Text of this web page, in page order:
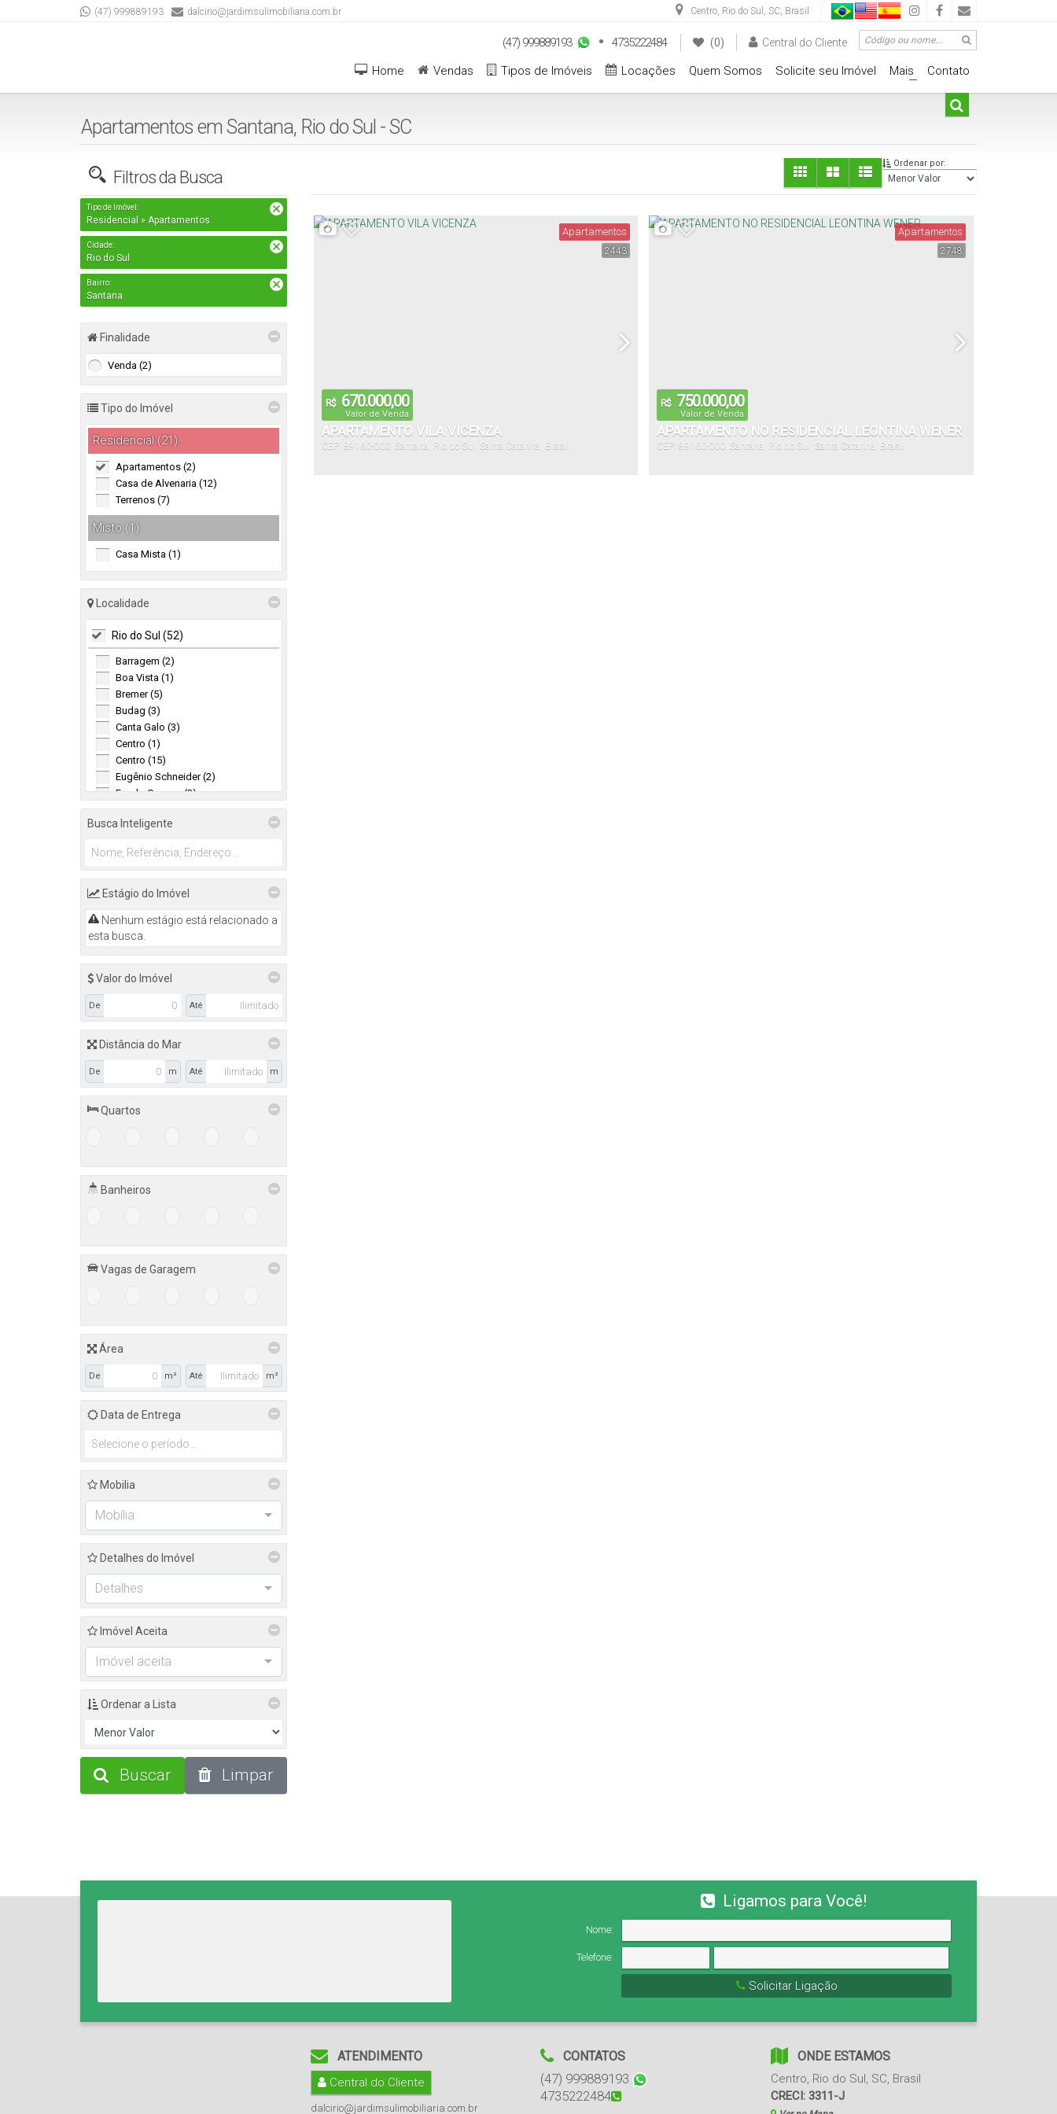
Centro, Rio do Sul , SC, Brasil
(47) 999889193 dalcirio@jardimsulimobiliaria.com.br
Central do Cliente
(0)
(47) 999889193
4735222484
Contato
+
Mais
Solicite seu Imóvel
Quem Somos
Locações
Tipos de Imóveis
Vendas
Home
Apartamentos em Santana, Rio do Sul - SC
Filtros da Busca
Tipo de Imóvel:
Residencial » Apartamentos
Cidade:
Rio do Sul
Bairro:
Santana
Finalidade
Venda (2)
Tipo do Imóvel
Residencial (21)
Apartamentos (2)
Casa de Alvenaria (12)
Terrenos (7)
Misto (1)
Casa Mista (1)
Localidade
Rio do Sul (52)
Barragem (2)
Boa Vista (1)
Bremer (5)
Budag (3)
Canta Galo (3)
Centro (1)
Centro (15)
Eugênio Schneider (2)
Fundo Canoas (3)
Jardim América (5)
Laranjeiras (5)
Santana (2)
Itajaí (3)
Fazenda (1)
Praia Brava (1)
São Judas (1)
(1)
Perequê Mirim (1)
Camboriú (1)
Warnow (1)
Porto Belo (1)
Centro (1)
Busca Inteligente
Estágio do Imóvel
Nenhum estágio está relacionado a
esta busca.
Valor do Imóvel
De Até
Distância do Mar
De m Até m
Quartos
Banheiros
Vagas de Garagem
Área
De m² Até m²
Data de Entrega
Mobilia
Mobília
Detalhes do Imóvel
Detalhes
Imóvel Aceita
Imóvel aceita
Ordenar a Lista
Buscar Limpar
Ordenar por:
2443
Apartamentos
R$ 670.000,00
Valor de Venda
APARTAMENTO VILA VICENZA
CEP: 89160-000, Santana Rio do Sul Santa Catarina Brasil
2748
Apartamentos
R$ 750.000,00
Valor de Venda
APARTAMENTO NO RESIDENCIAL LEONTINA WENER
CEP: 89160-000 Santana Rio do Sul Santa Catarina Brasil
Ligamos para Você!
Nome:
Telefone:
Solicitar Ligação
ATENDIMENTO
Central do Cliente
dalcirio@jardimsulimobiliaria.com.br
CONTATOS
(47) 999889193
4735222484
ONDE ESTAMOS
Centro, Rio do Sul, SC, Brasil
CRECI: 3311-J